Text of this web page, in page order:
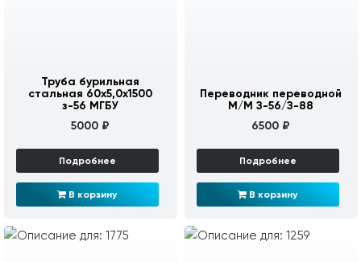
Труба бурильная
стальная 60х5,0х1500
з-56 МГБУ
5000 ₽
Подробнее
В корзину
Переводник переводной
М/М З-56/З-88
6500 ₽
Подробнее
В корзину